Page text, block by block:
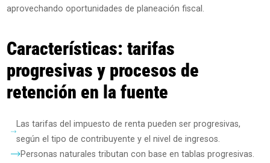
aprovechando oportunidades de planeación fiscal.
Características: tarifas
progresivas y procesos de
retención en la fuente
Las tarifas del impuesto de renta pueden ser progresivas,
según el tipo de contribuyente y el nivel de ingresos.
Personas naturales tributan con base en tablas progresivas.